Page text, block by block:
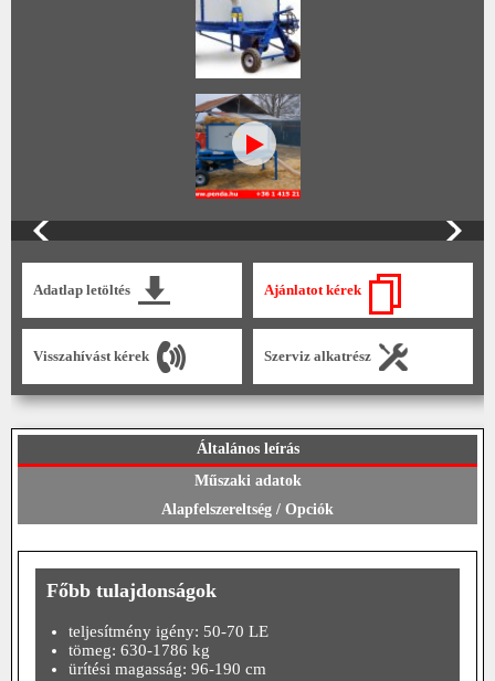
Adatlap letöltés Ajánlatot kérek
Visszahívást kérek Szerviz alkatrész
Általános leírás
Műszaki adatok
Alapfelszereltség / Opciók
Főbb tulajdonságok
teljesítmény igény: 50-70 LE
tömeg: 630-1786 kg
ürítési magasság: 96-190 cm